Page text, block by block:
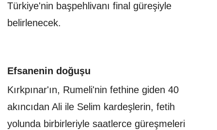
Türkiye'nin başpehlivanı final güreşiyle
belirlenecek.
Efsanenin doğuşu
Kırkpınar'ın, Rumeli'nin fethine giden 40
akıncıdan Ali ile Selim kardeşlerin, fetih
yolunda birbirleriyle saatlerce güreşmeleri